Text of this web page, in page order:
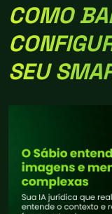
COMO
SEU